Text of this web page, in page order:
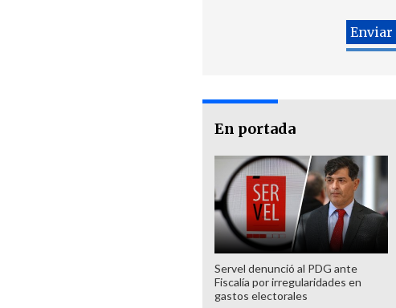
En portada
Servel denunció al PDG ante
Fiscalía por irregularidades en
gastos electorales